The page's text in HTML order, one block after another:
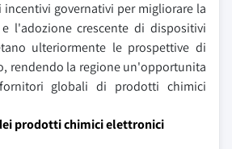
incentivi governativi per migliorare la
l'adozione crescente di dispositivi
ulteriormente le prospettive di
rendendo la regione un'opportunita
globali di prodotti chimici
prodotti chimici elettronici